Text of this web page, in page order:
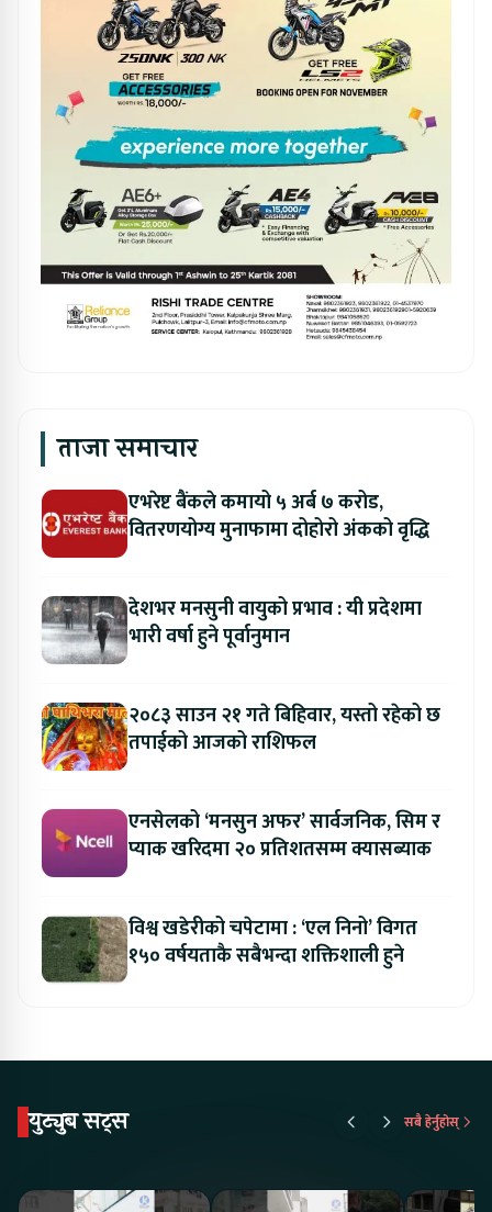
ताजा समाचार
एभरेष्ट बैंकले कमायो ५ अर्ब ७ करोड,
वितरणयोग्य मुनाफामा दोहोरो अंकको वृद्धि
देशभर मनसुनी वायुको प्रभाव : यी प्रदेशमा
भारी वर्षा हुने पूर्वानुमान
२०८३ साउन २१ गते बिहिवार, यस्तो रहेको छ
तपाईको आजको राशिफल
एनसेलको ‘मनसुन अफर’ सार्वजनिक, सिम र
प्याक खरिदमा २० प्रतिशतसम्म क्यासब्याक
विश्व खडेरीको चपेटामा : ‘एल निनो’ विगत
१५० वर्षयताकै सबैभन्दा शक्तिशाली हुने
युट्युब सट्स सबै हेर्नुहोस्